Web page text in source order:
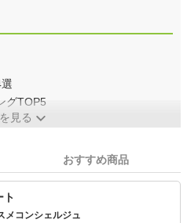
グTOP5
見る
おすすめ商品
ト
メコンシェルジュ